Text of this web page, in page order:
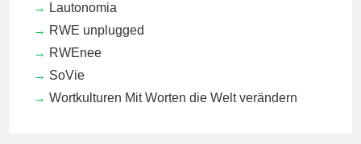
Lautonomia
RWE unplugged
RWEnee
SoVie
Wortkulturen Mit Worten die Welt verändern